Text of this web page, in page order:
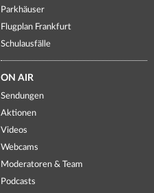
Parkhäuser
Flugplan Frankfurt
Schulausfälle
ON AIR
Sendungen
Aktionen
Videos
Webcams
Moderatoren & Team
Podcasts